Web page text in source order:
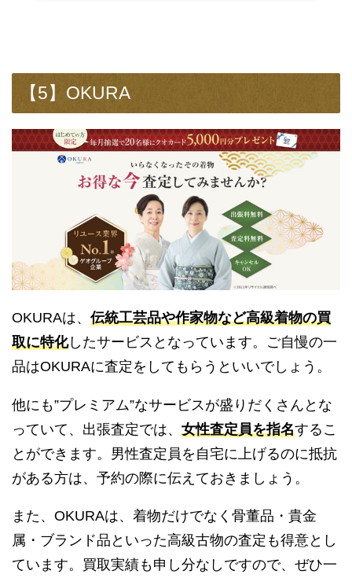
【5】OKURA
OKURAは、 伝統工芸品や作家物など高級着物の買
取に特化したサービスとなっています。ご自慢の一
品はOKURAに査定をしてもらうといいでしょう。
他にも”プレミアム”なサービスが盛りだくさんとな
っていて、出張査定では、 女性査定員を指名するこ
とができます。男性査定員を自宅に上げるのに抵抗
がある方は、予約の際に伝えておきましょう。
また、OKURAは、着物だけでなく骨董品・貴金
属・ブランド品といった高級古物の査定も得意とし
ています。買取実績も申し分なしですので、ぜひ一